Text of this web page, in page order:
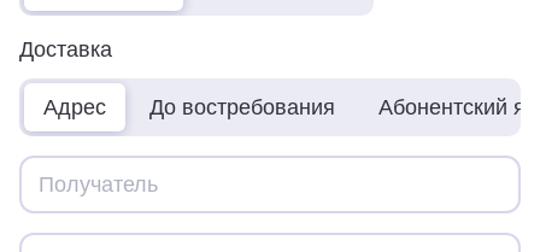
Доставка
Адрес До востребования Абонентский